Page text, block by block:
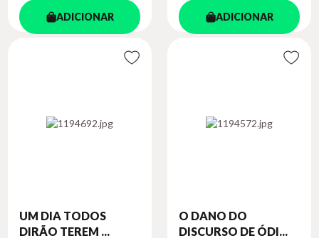
ADICIONAR ADICIONAR
UM DIA TODOS
DIRÃO TEREM ...
O DANO DO
DISCURSO DE ÓDI...